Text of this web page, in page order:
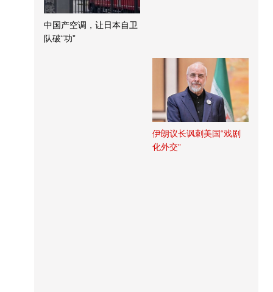
中国产空调，让日本自卫
队破“功”
伊朗议长讽刺美国“戏剧
化外交”